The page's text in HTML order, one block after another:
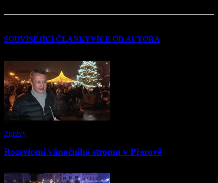
SOUVISEJÍCÍ ČLÁNKYVÍCE OD AUTORA
Zprávy
Rozsvícení vánočního stromu v Přerově